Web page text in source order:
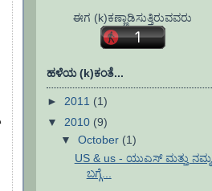
ಈಗ (k)ಕಣ್ಣಾಡಿಸುತ್ತಿರುವವರು
ಹಳೆಯ (k)ಕಂತೆ...
► 2011 (1)
▼ 2010 (9)
▼ October (1)
US & us - ಯುಎಸ್ ಮತ್ತು ನಮ್ಮ
ಬಗ್ಗೆ...